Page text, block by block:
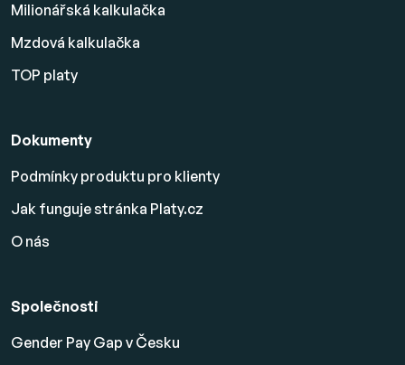
Milionářská kalkulačka
Mzdová kalkulačka
TOP platy
Dokumenty
Podmínky produktu pro klienty
Jak funguje stránka Platy.cz
O nás
Společnosti
Gender Pay Gap v Česku